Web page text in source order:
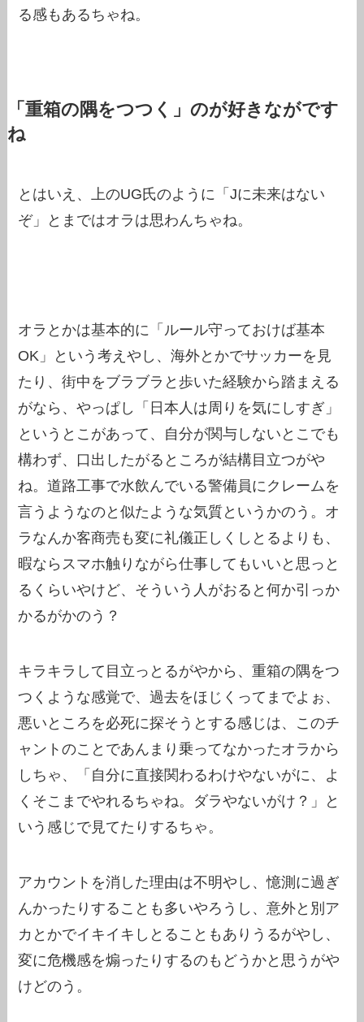
る感もあるちゃね。
「重箱の隅をつつく」のが好きながです
ね
とはいえ、上のUG氏のように「Jに未来はない
ぞ」とまではオラは思わんちゃね。
オラとかは基本的に「ルール守っておけば基本
OK」という考えやし、海外とかでサッカーを見
たり、街中をブラブラと歩いた経験から踏まえる
がなら、やっぱし「日本人は周りを気にしすぎ」
というとこがあって、自分が関与しないとこでも
構わず、口出したがるところが結構目立つがや
ね。道路工事で水飲んでいる警備員にクレームを
言うようなのと似たような気質というかのう。オ
ラなんか客商売も変に礼儀正しくしとるよりも、
暇ならスマホ触りながら仕事してもいいと思っと
るくらいやけど、そういう人がおると何か引っか
かるがかのう？
キラキラして目立っとるがやから、重箱の隅をつ
つくような感覚で、過去をほじくってまでよぉ、
悪いところを必死に探そうとする感じは、このチ
ャントのことであんまり乗ってなかったオラから
しちゃ、「自分に直接関わるわけやないがに、よ
くそこまでやれるちゃね。ダラやないがけ？」と
いう感じで見てたりするちゃ。
アカウントを消した理由は不明やし、憶測に過ぎ
んかったりすることも多いやろうし、意外と別ア
カとかでイキイキしとることもありうるがやし、
変に危機感を煽ったりするのもどうかと思うがや
けどのう。